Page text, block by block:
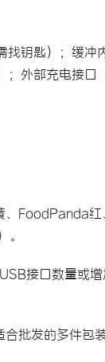
钥匙）；缓冲
；外部充电接
、FoodPanda
接口数量或
合批发的多件包